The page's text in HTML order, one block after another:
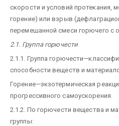
скорости и условий протекания,
горение) или взрыв
перемешанной смеси горючего с
2.1. Группа горючести
2.1.1. Группа
способности веществ и
Горение—экзотермическая
прогрессивного самоускорения.
2.1.2. По горючести вещества и
группы: